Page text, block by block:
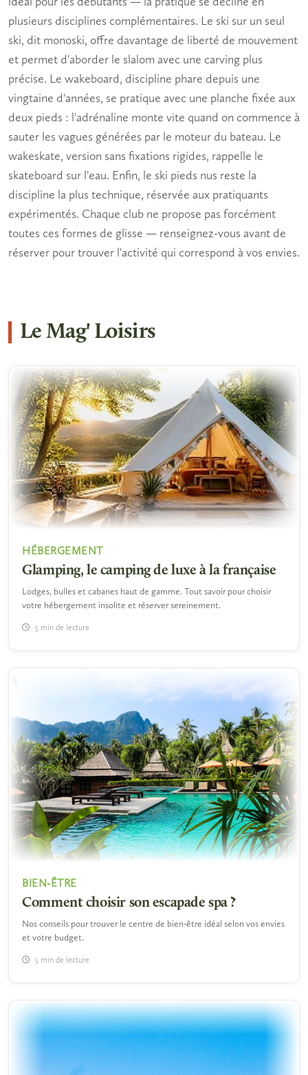
plusieurs disciplines complémentaires. Le ski sur un seul
ski, dit monoski, offre davantage de liberté de mouvement
et permet d'aborder le slalom avec une carving plus
précise. Le wakeboard, discipline phare depuis une
vingtaine d'années, se pratique avec une planche fixée aux
deux pieds : l'adrénaline monte vite quand on commence à
sauter les vagues générées par le moteur du bateau. Le
wakeskate, version sans fixations rigides, rappelle le
skateboard sur l'eau. Enfin, le ski pieds nus reste la
discipline la plus technique, réservée aux pratiquants
expérimentés. Chaque club ne propose pas forcément
toutes ces formes de glisse — renseignez-vous avant de
réserver pour trouver l'activité qui correspond à vos envies.
Le Mag' Loisirs
HÉBERGEMENT
Glamping, le camping de luxe à la française
Lodges, bulles et cabanes haut de gamme. Tout savoir pour choisir
votre hébergement insolite et réserver sereinement.
5 min de lecture
BIEN-ÊTRE
Comment choisir son escapade spa ?
Nos conseils pour trouver le centre de bien-être idéal selon vos envies
et votre budget.
5 min de lecture